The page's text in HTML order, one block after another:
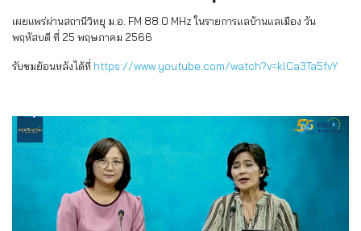
เผยแพร่ผ่านสถานีวิทยุ ม.อ. FM 88.0 MHz ในรายการแลบ้านแลเมือง วัน
พฤหัสบดี ที่ 25 พฤษภาคม 2566
รับชมย้อนหลังได้ที่ https://www.youtube.com/watch?v=klCa3Ta5fvY